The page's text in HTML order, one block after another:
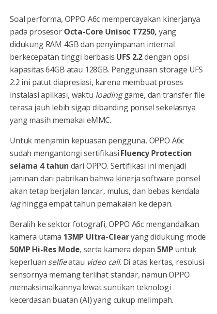
Soal performa, OPPO A6c mempercayakan kinerjanya
pada prosesor Octa-Core Unisoc T7250, yang
didukung RAM 4GB dan penyimpanan internal
berkecepatan tinggi berbasis UFS 2.2dengan opsi
kapasitas 64GB atau 128GB. Penggunaan storage UFS
2.2 ini patut diapresiasi, karena membuat proses
instalasi aplikasi, waktu loadinggame, dan transfer file
terasa jauh lebih sigap dibanding ponsel sekelasnya
yang masih memakai eMMC.
Untuk menjamin kepuasan pengguna, OPPO A6c
sudah mengantongi sertifikasi Fluency Protection
selama 4 tahun dari OPPO. Sertifikasi ini menjadi
jaminan dari pabrikan bahwa kinerja software ponsel
akan tetap berjalan lancar, mulus, dan bebas kendala
laghingga empat tahun pemakaian ke depan.
Beralih ke sektor fotografi, OPPO A6c mengandalkan
kamera utama 13MP Ultra-Clearyang didukung mode
50MP Hi-Res Mode, serta kamera depan 5MP untuk
keperluan selfieatau video call. Di atas kertas, resolusi
sensornya memang terlihat standar, namun OPPO
memaksimalkannya lewat suntikan teknologi
kecerdasan buatan (AI) yang cukup melimpah.